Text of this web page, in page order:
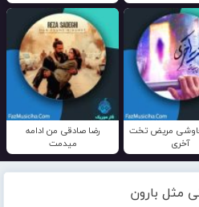
مریض تخت
آخری
رضا صادقی من ادامه
میدمت
مثل بارون